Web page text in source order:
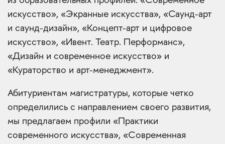
искусство», «Экранные искусства», «Саунд-арт
и саунд-дизайн», «Концепт-арт и цифровое
искусство», «Ивент. Театр. Перформанс»,
«Дизайн и современное искусство» и
«Кураторство и арт-менеджмент».
Абитуриентам магистратуры, которые четко
определились с направлением своего развития,
мы предлагаем профили «Практики
современного искусства», «Современная